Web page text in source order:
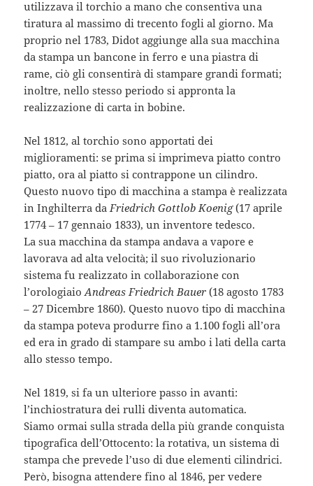
utilizzava il torchio a mano che consentiva una
tiratura al massimo di trecento fogli al giorno. Ma
proprio nel 1783, Didot aggiunge alla sua macchina
da stampa un bancone in ferro e una piastra di
rame, ciò gli consentirà di stampare grandi formati;
inoltre, nello stesso periodo si appronta la
realizzazione di carta in bobine.
Nel 1812, al torchio sono apportati dei
miglioramenti: se prima si imprimeva piatto contro
piatto, ora al piatto si contrappone un cilindro.
Questo nuovo tipo di macchina a stampa è realizzata
in Inghilterra daFriedrich Gottlob Koenig(17 aprile
1774 – 17 gennaio 1833), un inventore tedesco.
La sua macchina da stampa andava a vapore e
lavorava ad alta velocità; il suo rivoluzionario
sistema fu realizzato in collaborazione con
l’orologiaioAndreas Friedrich Bauer (18 agosto 1783
– 27 Dicembre 1860). Questo nuovo tipo di macchina
da stampa poteva produrre fino a 1.100 fogli all’ora
ed era in grado di stampare su ambo i lati della carta
allo stesso tempo.
Nel 1819, si fa un ulteriore passo in avanti:
l’inchiostratura dei rulli diventa automatica.
Siamo ormai sulla strada della più grande conquista
tipografica dell’Ottocento: la rotativa, un sistema di
stampa che prevede l’uso di due elementi cilindrici.
Però, bisogna attendere fino al 1846, per vedere